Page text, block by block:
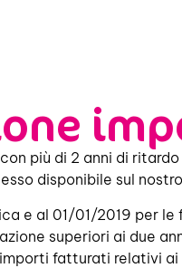
più di 2 anni di
disponibile sul
e al 01/01/2019 per
superiori ai due
fatturati relativi